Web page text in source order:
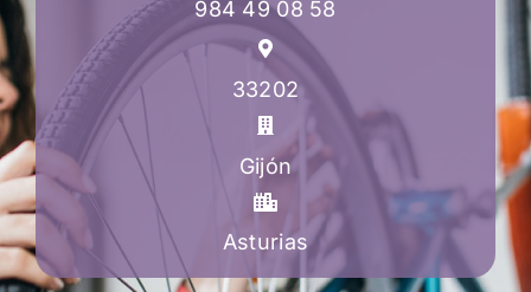
984 49 08 58
33202
Gijón
Asturias